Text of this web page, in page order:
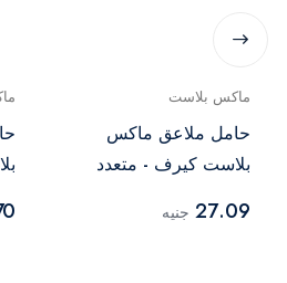
ماكس بلاست
حامل ملاعق ماكس
بلاست كيرف - متعدد
27.09 جنيه